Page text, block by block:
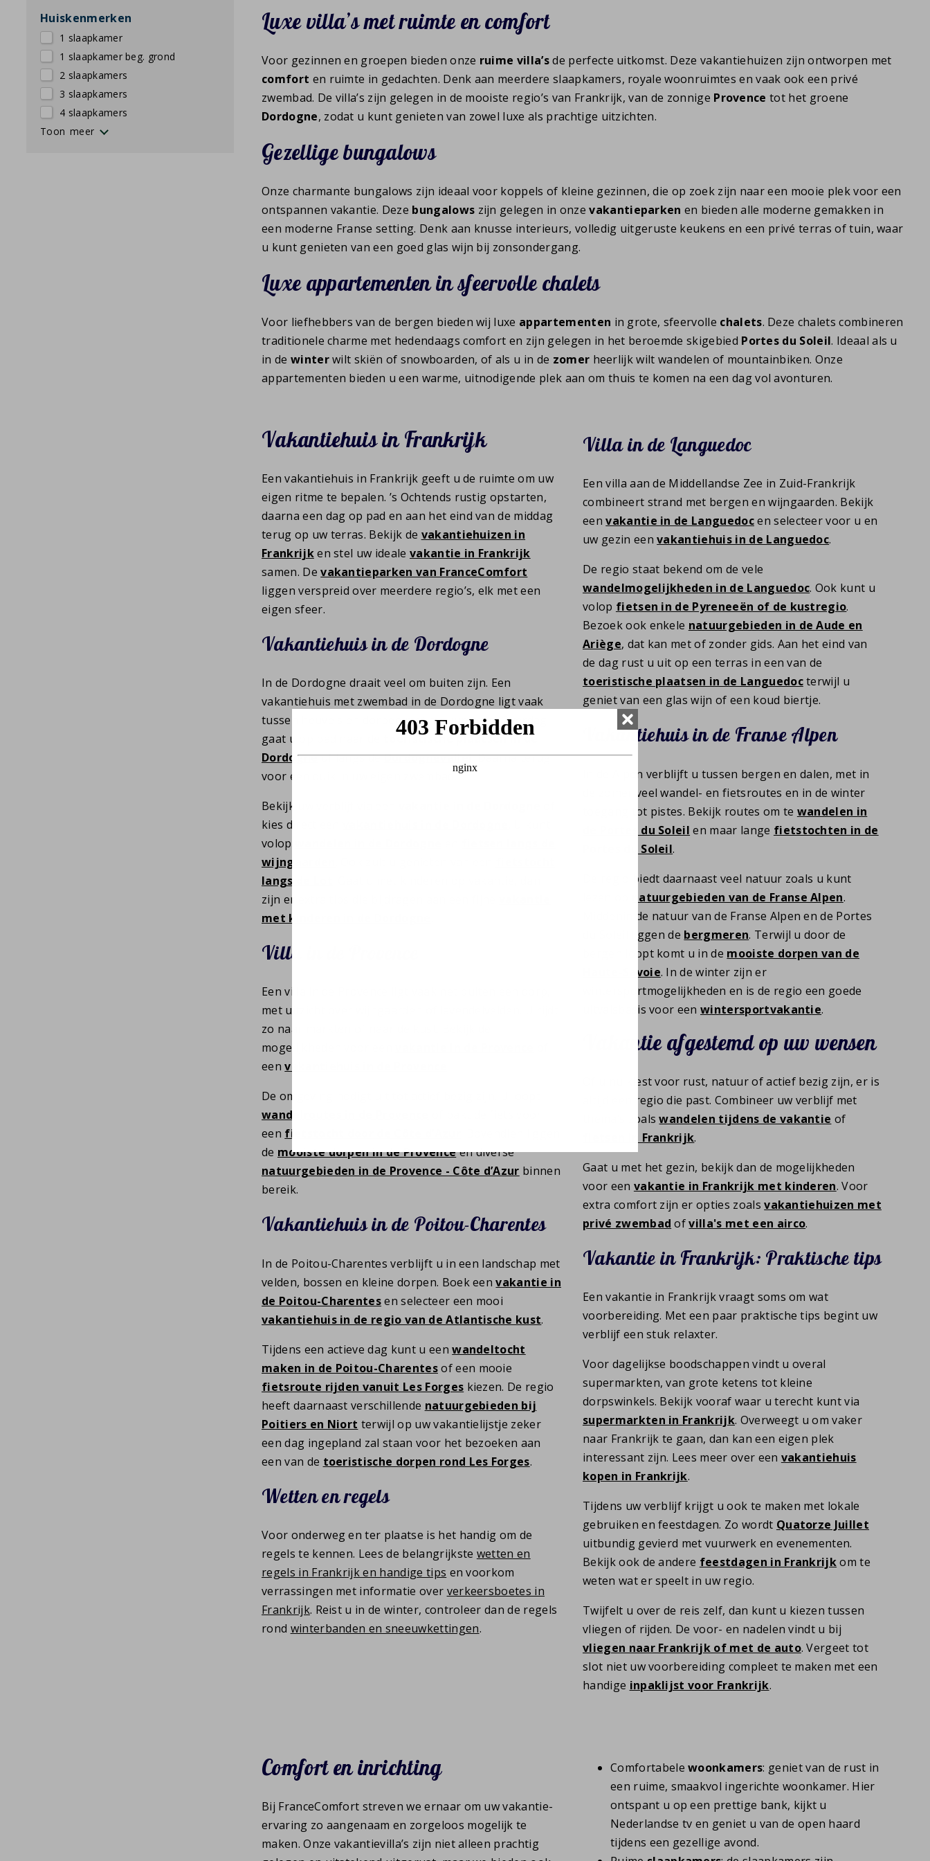
Huiskenmerken
1 slaapkamer
1 slaapkamer beg. grond
2 slaapkamers
3 slaapkamers
4 slaapkamers
2e badkamer
Ligbad
2e toilet
Vrijstaand
Gelijkvloers
Dalzicht
Airco
Privézwembad
Privézwembad verwarmbaar
Privéjacuzzi
Privésauna
Afwasmachine
Magnetron
Wasmachine
Wasdroger
Strijkplank
Barbecue
Huisdieren toegestaan
Huisdiervrij huis
Rolstoelvriendelijk
Wisseldag vrijdag hoogseizoen
Wisseldag zaterdag hoogseizoen
Toon
Luxe villa’s met ruimte en comfort
Voor gezinnen en groepen bieden onze ruime villa’sde perfecte uitkomst. Deze vakantiehuizen zijn ontworpen met
comfort en ruimte in gedachten. Denk aan meerdere slaapkamers, royale woonruimtes en vaak ook een privé
zwembad. De villa’s zijn gelegen in de mooiste regio’s van Frankrijk, van de zonnige Provence tot het groene
Dordogne, zodat u kunt genieten van zowel luxe als prachtige uitzichten.
Gezellige bungalows
Onze charmante bungalows zijn ideaal voor koppels of kleine gezinnen, die op zoek zijn naar een mooie plek voor een
ontspannen vakantie. Deze bungalows zijn gelegen in onzevakantieparken en bieden alle moderne gemakken in
een moderne Franse setting. Denk aan knusse interieurs, volledig uitgeruste keukens en een privé terras of tuin, waar
u kunt genieten van een goed glas wijn bij zonsondergang.
Luxe appartementen in sfeervolle chalets
Voor liefhebbers van de bergen bieden wij luxe appartementen in grote, sfeervolle chalets. Deze chalets combineren
traditionele charme met hedendaags comfort en zijn gelegen in het beroemde skigebied Portes du Soleil. Ideaal als u
in de winterwilt skiën of snowboarden, of als u in de zomer heerlijk wilt wandelen of mountainbiken. Onze
appartementen bieden u een warme, uitnodigende plek aan om thuis te komen na een dag vol avonturen.
Vakantiehuis in Frankrijk
Een vakantiehuis in Frankrijk geeft u de ruimte om uw
eigen ritme te bepalen. ’s Ochtends rustig opstarten,
daarna een dag op pad en aan het eind van de middag
terug op uw terras. Bekijk de vakantiehuizen in
Frankrijken stel uw ideale vakantie in Frankrijk
samen. Devakantieparken van FranceComfort
liggen verspreid over meerdere regio’s, elk met een
eigen sfeer.
Vakantiehuis in de Dordogne
In de Dordogne draait veel om buiten zijn. Een
vakantiehuis met zwembad in de Dordogne ligt vaak
tussen heuvels en dorpen met natuursteen. Overdag
gaat u op pad naar de
toeristische plaatsen in de
Dordogneof langs deDordognevallei. Daarna terug
voor een duik in uw eigen zwembad.
Bekijk uw verblijf via een
kies direct een
volop
wijngaarden
langs de Lot
zijn er extra tips die bijdragen aan een fijne
met kinderen in de Dordogne
Villa in de Provence
Een villa in de Provence ligt vaak net buiten een dorp,
met uitzicht over wijngaarden of lavendelvelden. U rijdt
zo naar markten of naar de kust. Bekijk de
mogelijkheden voor een
eenvakantiehuis in de Provence
De omgeving nodigt uit tot actief bezig zijn. U loopt
wandelroutes in de Provence
een fietstocht door de Côte d’Azur
de mooiste dorpen in de Provenceen diverse
natuurgebieden in de Provence - Côte d’Azur binnen
bereik.
Vakantiehuis in de Poitou-Charentes
In de Poitou-Charentes verblijft u in een landschap met
velden, bossen en kleine dorpen. Boek eenvakantie in
de Poitou-Charentesen selecteer een mooi
vakantiehuis in de regio van de Atlantische kust.
Tijdens een actieve dag kunt u eenwandeltocht
maken in de Poitou-Charentesof een mooie
fietsroute rijden vanuit Les Forges kiezen. De regio
heeft daarnaast verschillende natuurgebieden bij
Poitiers en Niort terwijl op uw vakantielijstje zeker
een dag ingepland zal staan voor het bezoeken aan
een van de toeristische dorpen rond Les Forges.
Wetten en regels
Voor onderweg en ter plaatse is het handig om de
regels te kennen. Lees de belangrijkste wetten en
regels in Frankrijk en handige tips en voorkom
verrassingen met informatie over verkeersboetes in
Frankrijk. Reist u in de winter, controleer dan de regels
rond winterbanden en sneeuwkettingen.
Villa in de Languedoc
Een villa aan de Middellandse Zee in Zuid-Frankrijk
combineert strand met bergen en wijngaarden. Bekijk
eenvakantie in de Languedocen selecteer voor u en
uw gezin eenvakantiehuis in de Languedoc.
De regio staat bekend om de vele
wandelmogelijkheden in de Languedoc. Ook kunt u
volop fietsen in de Pyreneeën of de kustregio.
Bezoek ook enkele natuurgebieden in de Aude en
Ariège, dat kan met of zonder gids. Aan het eind van
de dag rust u uit op een terras in een van de
toeristische plaatsen in de Languedocterwijl u
geniet van een glas wijn of een koud biertje.
Vakantiehuis in de Franse Alpen
In de Alpen verblijft u tussen bergen en dalen, met in
de zomer veel wandel- en fietsroutes en in de winter
toegang tot pistes. Bekijk routes om te wandelen in
de Portes du Soleil en maar lange fietstochten in de
Portes du Soleil.
De regio biedt daarnaast veel natuur zoals u kunt
natuurgebieden van de Franse Alpen.
Middenin de natuur van de Franse Alpen en de Portes
du Soleil liggen de bergmeren. Terwijl u door de
bergen loopt komt u in de mooiste dorpen van de
Haute-Savoie. In de winter zijn er
wintersportmogelijkheden en is de regio een goede
uitvalsbasis voor eenwintersportvakantie.
Vakantie afgestemd op uw wensen
Of u nu kiest voor rust, natuur of actief bezig zijn, er is
altijd een regio die past. Combineer uw verblijf met
thema’s zoalswandelen tijdens de vakantie of
fietsen in Frankrijk.
Gaat u met het gezin, bekijk dan de mogelijkheden
voor een vakantie in Frankrijk met kinderen. Voor
extra comfort zijn er opties zoalsvakantiehuizen met
privé zwembad ofvilla's met een airco.
Vakantie in Frankrijk: Praktische tips
Een vakantie in Frankrijk vraagt soms om wat
voorbereiding. Met een paar praktische tips begint uw
verblijf een stuk relaxter.
Voor dagelijkse boodschappen vindt u overal
supermarkten, van grote ketens tot kleine
dorpswinkels. Bekijk vooraf waar u terecht kunt via
supermarkten in Frankrijk. Overweegt u om vaker
naar Frankrijk te gaan, dan kan een eigen plek
interessant zijn. Lees meer over een vakantiehuis
kopen in Frankrijk.
Tijdens uw verblijf krijgt u ook te maken met lokale
gebruiken en feestdagen. Zo wordt Quatorze Juillet
uitbundig gevierd met vuurwerk en evenementen.
Bekijk ook de andere feestdagen in Frankrijkom te
weten wat er speelt in uw regio.
Twijfelt u over de reis zelf, dan kunt u kiezen tussen
vliegen of rijden. De voor- en nadelen vindt u bij
vliegen naar Frankrijk of met de auto. Vergeet tot
slot niet uw voorbereiding compleet te maken met een
handige inpaklijst voor Frankrijk.
Comfort en inrichting
Bij FranceComfort streven we ernaar om uw vakantie-
ervaring zo aangenaam en zorgeloos mogelijk te
maken. Onze vakantievilla’s zijn niet alleen prachtig
Comfortabelewoonkamers: geniet van de rust in
een ruime, smaakvol ingerichte woonkamer. Hier
ontspant u op een prettige bank, kijkt u
Nederlandse tv en geniet u van de open haard
tijdens een gezellige avond.